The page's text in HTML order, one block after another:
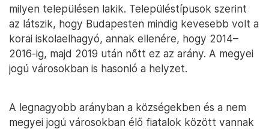
milyen településen lakik. Településtípusok szerint
az látszik, hogy Budapesten mindig kevesebb volt a
korai iskolaelhagyó, annak ellenére, hogy 2014–
2016-ig, majd 2019 után nőtt ez az arány. A megyei
jogú városokban is hasonló a helyzet.
A legnagyobb arányban a községekben és a nem
megyei jogú városokban élő fiatalok között vannak